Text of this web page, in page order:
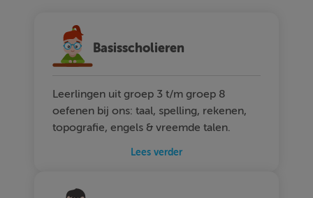
Basisscholieren
Leerlingen uit groep 3 t/m groep 8
oefenen bij ons: taal, spelling, rekenen,
topografie, engels & vreemde talen.
Lees verder